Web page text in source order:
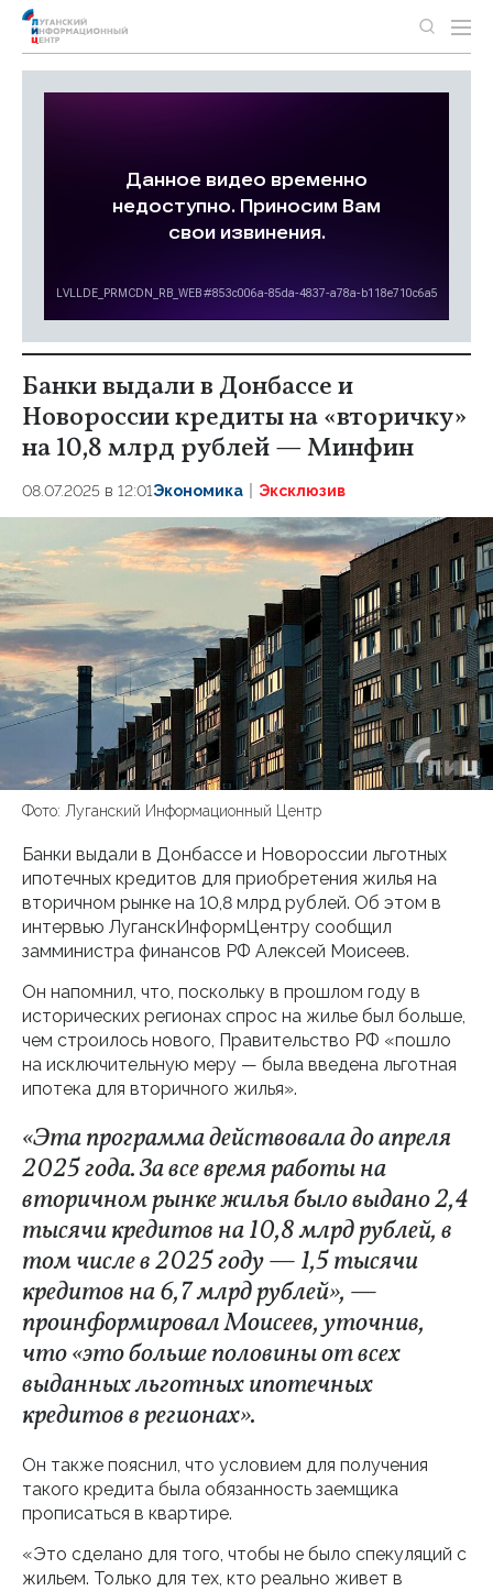
Банки выдали в Донбассе и
Новороссии кредиты на «вторичку»
на 10,8 млрд рублей — Минфин
08.07.2025 в 12:01Экономика Эксклюзив
Фото: Луганский Информационный Центр
Банки выдали в Донбассе и Новороссии льготных
ипотечных кредитов для приобретения жилья на
вторичном рынке на 10,8 млрд рублей. Об этом в
интервью ЛуганскИнформЦентру сообщил
замминистра финансов РФ Алексей Моисеев.
Он напомнил, что, поскольку в прошлом году в
исторических регионах спрос на жилье был больше,
чем строилось нового, Правительство РФ «пошло
на исключительную меру — была введена льготная
ипотека для вторичного жилья».
«Эта программа действовала до апреля
2025 года. За все время работы на
вторичном рынке жилья было выдано 2,4
тысячи кредитов на 10,8 млрд рублей, в
том числе в 2025 году — 1,5 тысячи
кредитов на 6,7 млрд рублей», —
проинформировал Моисеев, уточнив,
что «это больше половины от всех
выданных льготных ипотечных
кредитов в регионах».
Он также пояснил, что условием для получения
такого кредита была обязанность заемщика
прописаться в квартире.
«Это сделано для того, чтобы не было спекуляций с
жильем. Только для тех, кто реально живет в